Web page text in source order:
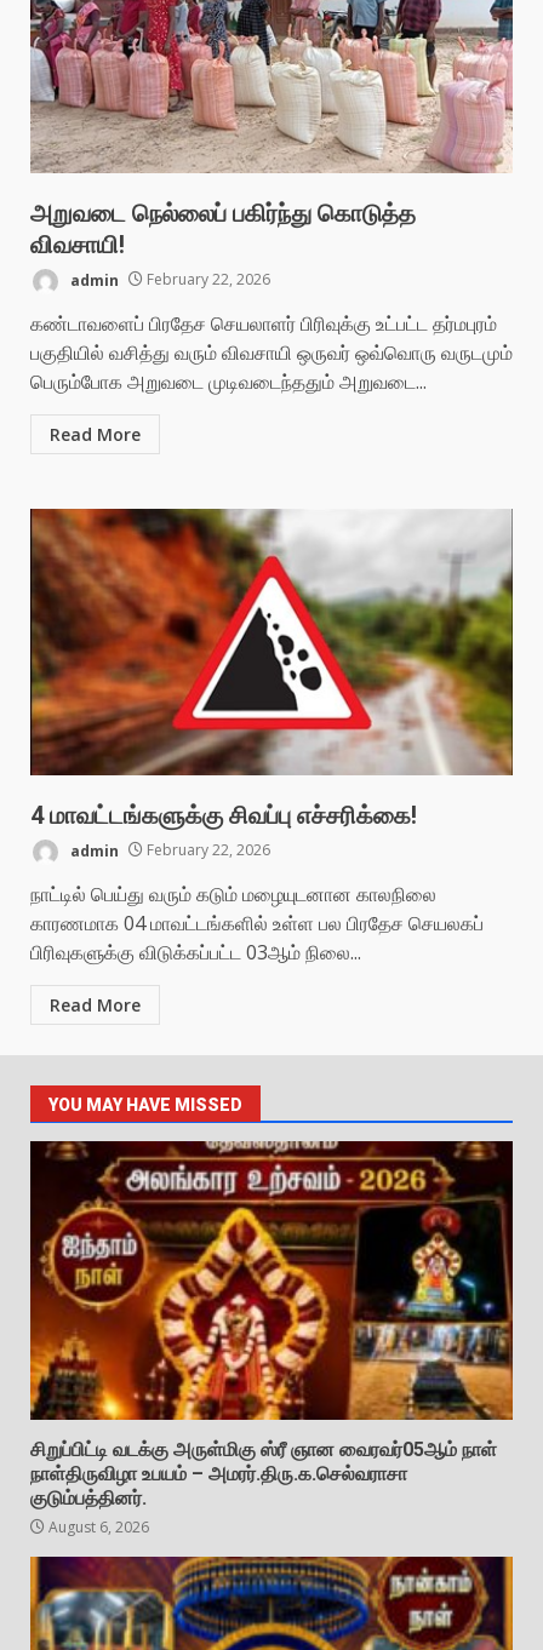
அறுவடை நெல்லைப் பகிர்ந்து கொடுத்த
விவசாயி!
admin February 22, 2026
கண்டாவளைப் பிரதேச செயலாளர் பிரிவுக்கு உட்பட்ட தர்மபுரம்
பகுதியில் வசித்து வரும் விவசாயி ஒருவர் ஒவ்வொரு வருடமும்
பெரும்போக அறுவடை முடிவடைந்ததும் அறுவடை...
Read More
4 மாவட்டங்களுக்கு சிவப்பு எச்சரிக்கை!
admin February 22, 2026
நாட்டில் பெய்து வரும் கடும் மழையுடனான காலநிலை
காரணமாக 04 மாவட்டங்களில் உள்ள பல பிரதேச செயலகப்
பிரிவுகளுக்கு விடுக்கப்பட்ட 03ஆம் நிலை...
Read More
YOU MAY HAVE MISSED
சிறுப்பிட்டி வடக்கு அருள்மிகு ஸ்ரீ ஞான வைரவர்05ஆம் நாள்
நாள்திருவிழா உபயம் – அமரர்.திரு.க.செல்வராசா
குடும்பத்தினர்.
August 6, 2026